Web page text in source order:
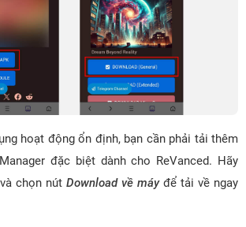
hoạt động ổn định, bạn cần phải tải thêm
đặc biệt dành cho ReVanced. Hãy
và chọn nút Download về máyđể tải về ngay